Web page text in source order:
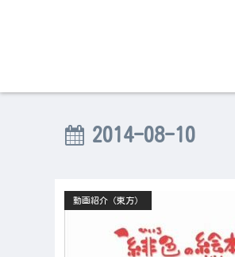
2014-08-10
動画紹介（東方）